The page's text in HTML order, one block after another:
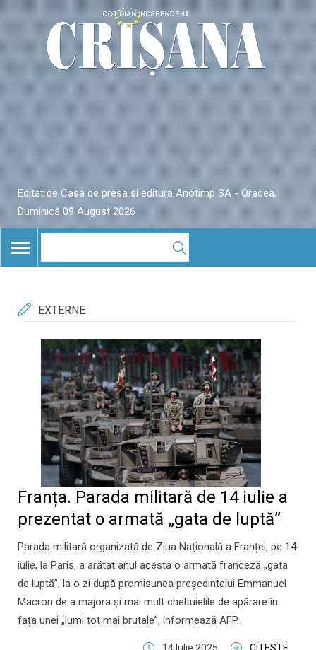
Editat de Casa de presa si editura Anotimp SA - Oradea,
Duminică 09 August 2026
TOGGLE
NAVIGATION
EXTERNE
Franța. Parada militară de 14 iulie a
prezentat o armată „gata de luptă”
Parada militară organizată de Ziua Națională a Franței, pe 14
iulie, la Paris, a arătat anul acesta o armată franceză „gata
de luptă”, la o zi după promisunea președintelui Emmanuel
Macron de a majora și mai mult cheltuielile de apărare în
fața unei „lumi tot mai brutale”, informează AFP.